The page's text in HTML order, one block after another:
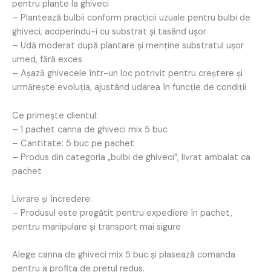
pentru plante la ghiveci
– Plantează bulbii conform practicii uzuale pentru bulbi de
ghiveci, acoperindu-i cu substrat și tasând ușor
– Udă moderat după plantare și menține substratul ușor
umed, fără exces
– Așază ghivecele într-un loc potrivit pentru creștere și
urmărește evoluția, ajustând udarea în funcție de condiții
Ce primește clientul:
– 1 pachet canna de ghiveci mix 5 buc
– Cantitate: 5 buc pe pachet
– Produs din categoria „bulbi de ghiveci”, livrat ambalat ca
pachet
Livrare și încredere:
– Produsul este pregătit pentru expediere în pachet,
pentru manipulare și transport mai sigure
Alege canna de ghiveci mix 5 buc și plasează comanda
pentru a profita de prețul redus.